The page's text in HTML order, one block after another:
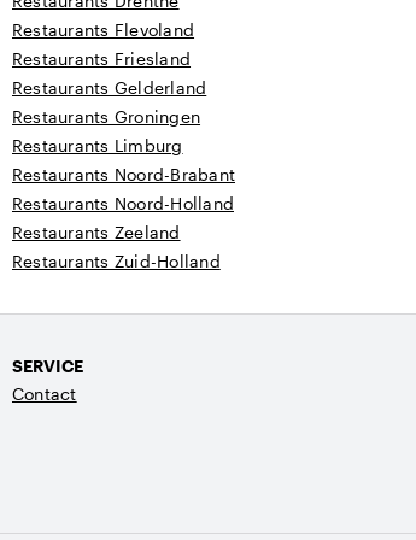
Restaurants Flevoland
Restaurants Friesland
Restaurants Gelderland
Restaurants Groningen
Restaurants Limburg
Restaurants Noord-Brabant
Restaurants Noord-Holland
Restaurants Zeeland
Restaurants Zuid-Holland
SERVICE
Contact